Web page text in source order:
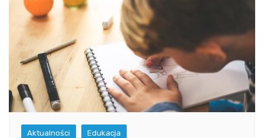
Aktualności Edukacja